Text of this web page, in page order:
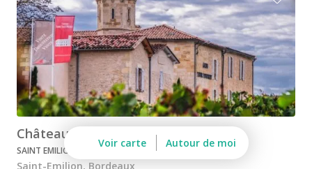
Château Guadet
Château Haut Bailly
Château Kirwan
Château Lafaurie Peyraguey
Château Lagrange
Château Latour Martillac
Château Tour Pourret
SAINT EMILION GRAND CRU - BIO
Saint-Emilion, Bordeaux
Voir carte Autour de moi